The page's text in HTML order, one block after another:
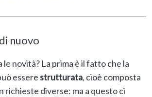
nuovo
le novità? La prima è il fatto che la
esserestrutturata, cioè composta
richieste diverse: ma a questo ci